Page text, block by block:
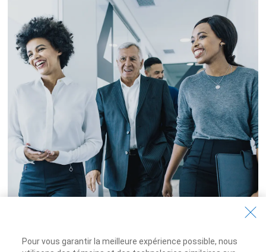
Pour vous garantir la meilleure expérience possible, nous